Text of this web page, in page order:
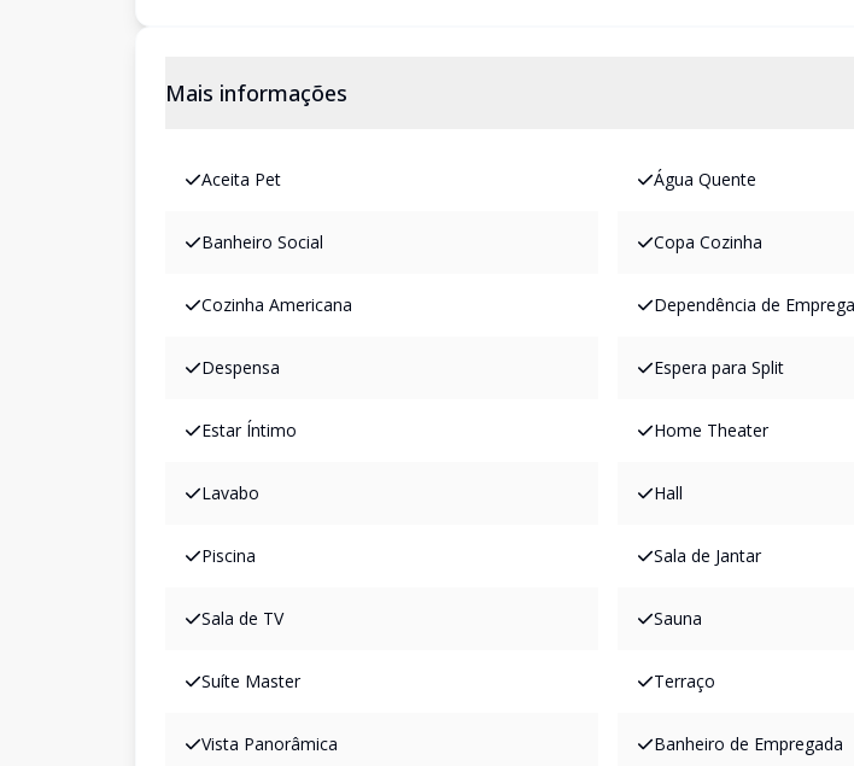
Mais informações
Aceita Pet Água Quente
Banheiro Social Copa Cozinha
Cozinha Americana Dependência de
Despensa Espera para Split
Estar Íntimo Home Theater
Lavabo Hall
Piscina Sala de Jantar
Sala de TV Sauna
Suíte Master Terraço
Vista Panorâmica Banheiro de Empregada